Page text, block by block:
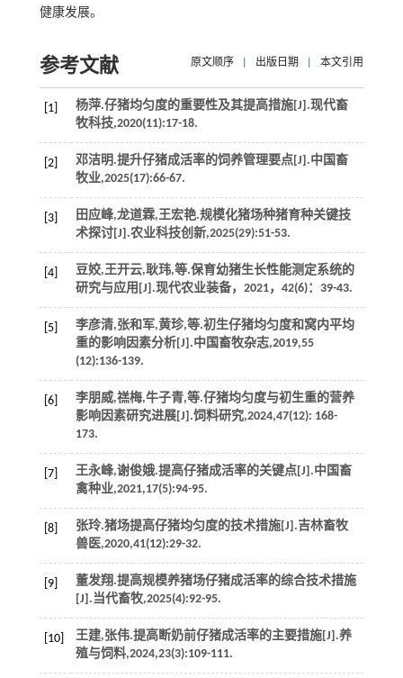
健康发展。
参考文献 原文顺序 出版日期 本文引用
[1] 杨萍.仔猪均匀度的重要性及其提高措施[J].现代畜
牧科技,2020(11):17-18.
[2] 邓洁明.提升仔猪成活率的饲养管理要点[J].中国畜
牧业,2025(17):66-67.
[3]
田应峰,龙道霖,王宏艳.规模化猪场种猪育种关键技
术探讨[J].农业科技创新,2025(29):51-53.
[4] 豆姣,王开云,耿玮,等.保育幼猪生长性能测定系统的
研究与应用[J].现代农业装备， 2021， 42(6)：39-43.
[5] 李彦清,张和军,黄珍,等.初生仔猪均匀度和窝内平均
重的影响因素分析[J].中国畜牧杂志,2019,55
(12):136-139.
[6] 李朋威,禚梅,牛子青,等.仔猪均匀度与初生重的营养
影响因素研究进展[J].饲料研究,2024,47(12): 168-
173.
[7] 王永峰,谢俊娥.提高仔猪成活率的关键点[J].中国畜
禽种业,2021,17(5):94-95.
[8] 张玲.猪场提高仔猪均匀度的技术措施[J].吉林畜牧
兽医,2020,41(12):29-32.
[9]
董发翔.提高规模养猪场仔猪成活率的综合技术措施
[J].当代畜牧,2025(4):92-95.
[10] 王建,张伟.提高断奶前仔猪成活率的主要措施[J].养
殖与饲料,2024,23(3):109-111.